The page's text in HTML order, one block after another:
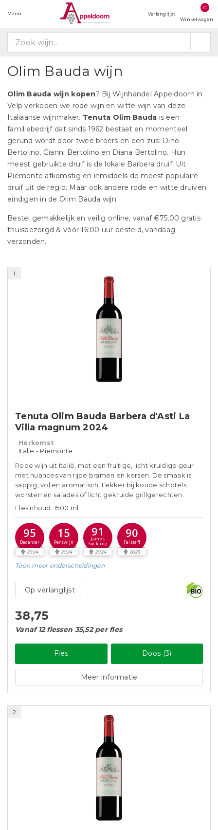
Menu Verlanglijst
0
Winkelwagen
Olim Bauda wijn
Olim Bauda wijn kopen? Bij Wijnhandel Appeldoorn in
Velp verkopen we rode wijn en witte wijn van deze
Italiaanse wijnmaker. Tenuta Olim Bauda is een
familiebedrijf dat sinds 1962 bestaat en momenteel
gerund wordt door twee broers en een zus: Dino
Bertolino, Gianni Bertolino en Diana Bertolino. Hun
meest gebruikte druif is de lokale Barbera druif. Uit
Piëmonte afkomstig en inmiddels de meest populaire
druif uit de regio. Maar ook andere rode en witte druiven
eindigen in de Olim Bauda wijn.
Bestel gemakkelijk en veilig online, vanaf €75,00 gratis
thuisbezorgd & vóór 16:00 uur besteld, vandaag
verzonden.
1
Tenuta Olim Bauda Barbera d'Asti La
Villa magnum 2024
Herkomst
Italië - Piemonte
Rode wijn uit Italië, met een fruitige, licht kruidige geur
met nuances van rijpe bramen en kersen. De smaak is
sappig, vol en aromatisch. Lekker bij koude schotels,
worsten en salades of licht gekruide grillgerechten.
Flesinhoud: 1500 ml
95
Decanter
2024
15
Perswijn
2024
91
James
Suckling
2024
90
Falstaff
2023
Toon meeronderscheidingen
Op verlanglijst
38,75
Vanaf 12 flessen 35,52 per fles
Fles Doos (3)
Meer informatie
2